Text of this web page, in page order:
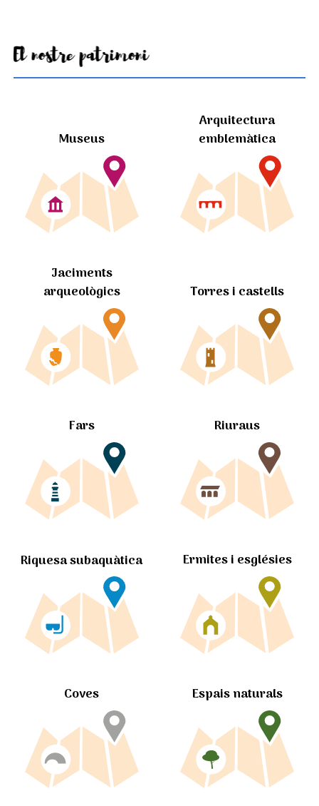
El nostre patrimoni
Museus
Arquitectura
emblemàtica
Jaciments
arqueològics
Torres i castells
Fars Riuraus
Riquesa subaquàtica Ermites i esglésies
Coves Espais naturals